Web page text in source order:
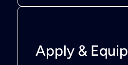
Apply & Equip